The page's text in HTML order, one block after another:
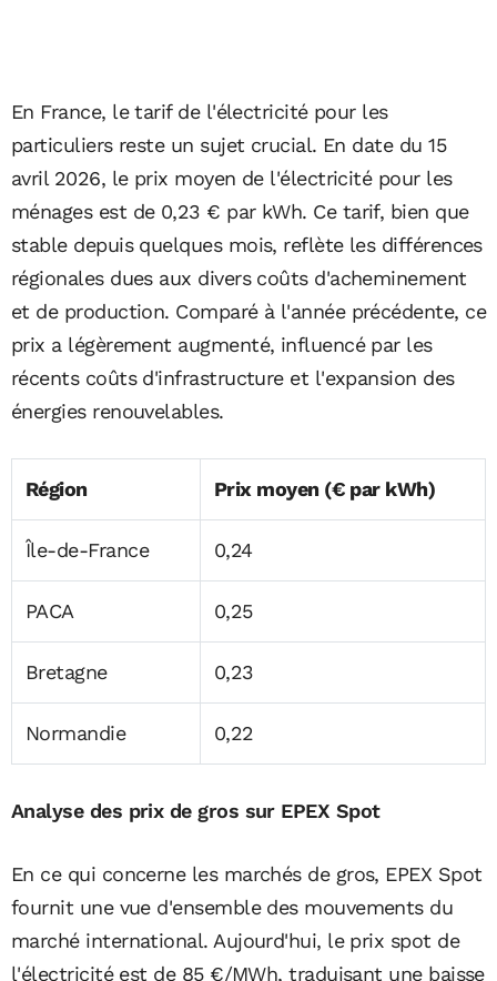
En France, le tarif de l'électricité pour les
particuliers reste un sujet crucial. En date du 15
avril 2026, le prix moyen de l'électricité pour les
ménages est de 0,23 € par kWh. Ce tarif, bien que
stable depuis quelques mois, reflète les différences
régionales dues aux divers coûts d'acheminement
et de production. Comparé à l'année précédente, ce
prix a légèrement augmenté, influencé par les
récents coûts d'infrastructure et l'expansion des
énergies renouvelables.
Région Prix moyen (€ par kWh)
Île-de-France 0,24
PACA 0,25
Bretagne 0,23
Normandie 0,22
Analyse des prix de gros sur EPEX Spot
En ce qui concerne les marchés de gros, EPEX Spot
fournit une vue d'ensemble des mouvements du
marché international. Aujourd'hui, le prix spot de
l'électricité est de 85 €/MWh, traduisant une baisse